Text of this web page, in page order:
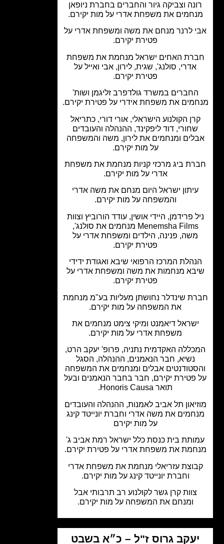
וצביקה גיור והחברים בחברת ניופאן
את משפחת אדרי על מות יקירם.
לרנר מנחם את משה ומשפחת אדרי על
פטירת יקירם.
האחים ישראל מנחמת את משפחת
אדרי, סולנג', שגית, לירון, אבי ואייל על
פטירת יקירם.
החברים במשרד גולדפרב זליגמן ושות'
את משפחת אידרי על פטירת יקירם.
הקולנוע הישראלי, אורי דורי, כתריאל
שחורי, דוד ליפקינד, ההנהלה והעובדים
ומנחמים את לירון, משה והמשפחה
על מות יקירם.
ביג מרכזי קניות מנחמת את משפחת
אדרי על מות יקירם.
ישראל היום מנחם את משה אדרי
והמשפחה על מות יקירם.
פרידמן, היידי אושין, עודד הורוביץ וצוות
Menemsha Films מנחמים את סולנג',
משה, פנינה, הילדים ומשפחת אדרי על
פטירת יקירם.
המרכז הרפואי שיבא ואגודת ידידי
מנחמות את משה ומשפחת אדרי על
פטירת יקירם.
שינדלר נחושתן מעליות בע"מ מנחמת
את המשפחה על מות יקירם.
דיאמנט ומיקי צימט מנחמים את
משפחת אדרי על מות יקירם.
האקדמית נתניה, פרופ' יעקב הרט,
נשיא, חבר הנאמנים, ההנהלה, הסגל
אבלים ומנחמים את המשפחה
פטירת יקירם, חבר בחבר הנאמנים ובעל
תל אביב לאמנות, ההנהלה והעובדים
את משה אדרי וחברת יונייטד קינג
על מות יקירם
בית כנסת כלל ישראל רמת אביב ג'
את משפחת אדרי על פטירת יקירם.
עזריאלי מנחמת את משפחת אדרי
וחברת יונייטד קינג על מות יקירם.
צוות קרן גשר לקולנוע רב תרבותי אבל
ומנחם את המשפחה על מות יקירם.
גרוס ז"ל – כ״א בשבט